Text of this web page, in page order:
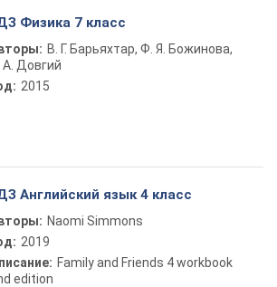
Физика 7 класс
В. Г. Барьяхтар, Ф. Я. Божинова,
А. Довгий
2015
Английский язык 4 класс
Naomi Simmons
2019
Family and Friends 4 workbook
edition